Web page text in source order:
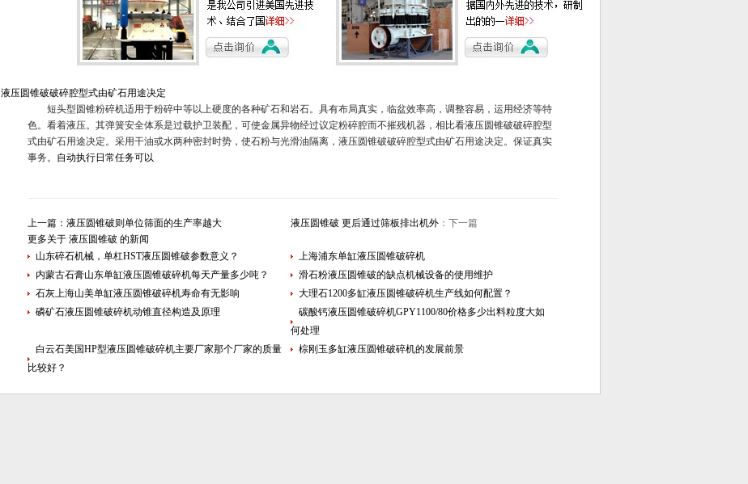
液压圆锥破破碎腔型式由矿石用途决定
短头型圆锥粉碎机适用于粉碎中等以上硬度的各种矿石和岩石。具有布局真实，临盆效率高，调整容易，运用经济等特
色。看着液压。其弹簧安全体系是过载护卫装配，可使金属异物经过议定粉碎腔而不摧残机器，相比看液压圆锥破破碎腔型
式由矿石用途决定。采用干油或水两种密封时势，使石粉与光滑油隔离，液压圆锥破破碎腔型式由矿石用途决定。保证真实
事务。
自动执行日常任务可以
上一篇： 液压圆锥破则单位筛面的生产率越大 液压圆锥破 更后通过筛板排出机外：下一篇
更多关于 液压圆锥破 的新闻
山东碎石机械，单杠HST液压圆锥破参数意义？
上海浦东单缸液压圆锥破碎机
内蒙古石膏山东单缸液压圆锥破碎机每天产量多少吨？
滑石粉液压圆锥破的缺点机械设备的使用维护
石灰上海山美单缸液压圆锥破碎机寿命有无影响
大理石1200多缸液压圆锥破碎机生产线如何配置？
磷矿石液压圆锥破碎机动锥直径构造及原理
碳酸钙液压圆锥破碎机GPY1100/80价格多少出料粒度大如
何处理
白云石美国HP型液压圆锥破碎机主要厂家那个厂家的质量
比较好？
棕刚玉多缸液压圆锥破碎机的发展前景